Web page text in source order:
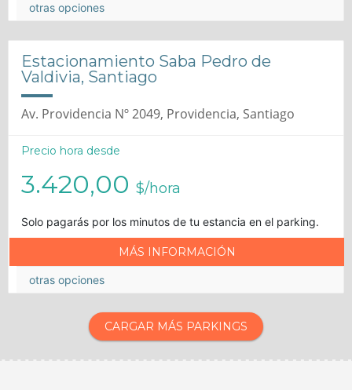
otras opciones
Estacionamiento Saba Pedro de
Valdivia, Santiago
Av. Providencia Nº 2049, Providencia, Santiago
Precio hora desde
3.420,00 $/hora
Solo pagarás por los minutos de tu estancia en el parking.
MÁS INFORMACIÓN
otras opciones
CARGAR MÁS PARKINGS